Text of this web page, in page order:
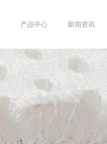
产品中心 新闻资讯